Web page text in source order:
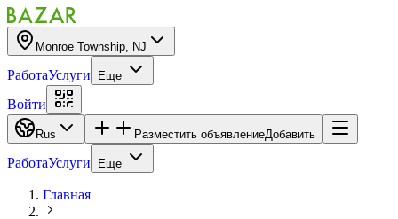
Monroe Township, NJ
РаботаУслуги Еще
Войти
Rus Разместить объявлениеДобавить
РаботаУслуги Еще
Главная